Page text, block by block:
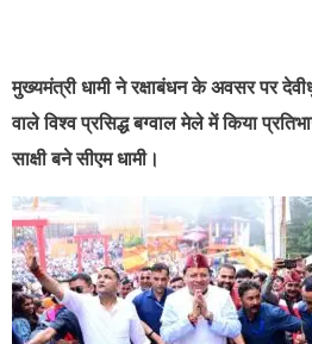
मुख्यमंत्री धामी ने रक्षाबंधन के अवसर पर
वाले विश्व प्रसिद्ध बग्वाल मेले में किया
साक्षी बने सीएम धामी।